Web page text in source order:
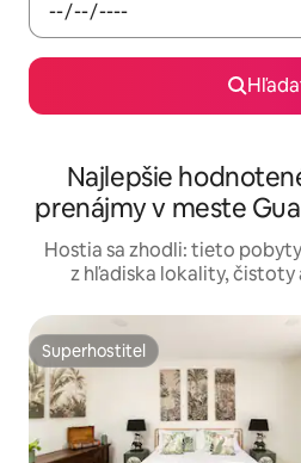
Najlepšie
prenájmy v meste
Hostia sa zhodli: tieto
z hľadiska lokality, čistoty
Superhostiteľ
Superhostiteľ